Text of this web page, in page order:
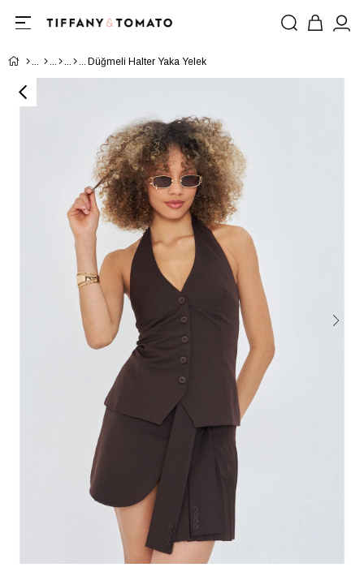
Düğmeli Halter Yaka Yelek